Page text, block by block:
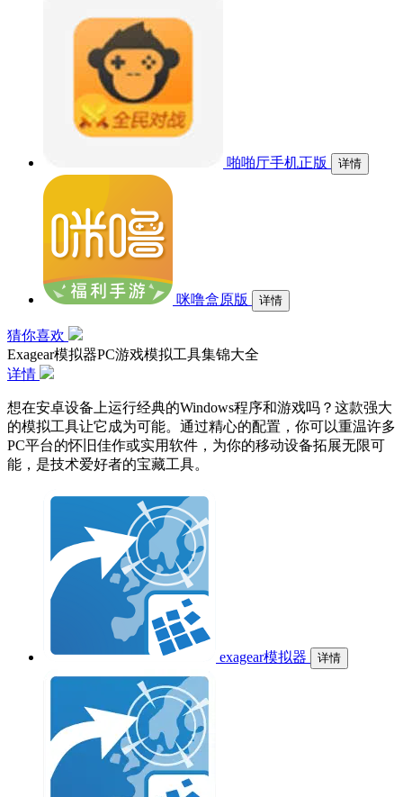
啪啪厅手机正版 详情
咪噜盒原版 详情
猜你喜欢
Exagear模拟器PC游戏模拟工具集锦大全
详情
想在安卓设备上运行经典的Windows程序和游戏吗？这款强大
的模拟工具让它成为可能。通过精心的配置，你可以重温许多
PC平台的怀旧佳作或实用软件，为你的移动设备拓展无限可
能，是技术爱好者的宝藏工具。
exagear模拟器 详情